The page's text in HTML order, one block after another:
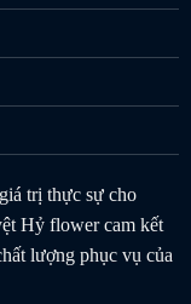
trị thực sự cho
Hỷ flower cam kết
lượng phục vụ của